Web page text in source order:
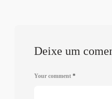
Deixe um
Your comment *